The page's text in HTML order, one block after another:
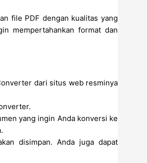
file PDF dengan kualitas yang
mempertahankan format dan
dari situs web resminya
yang ingin Anda konversi ke
disimpan. Anda juga dapat